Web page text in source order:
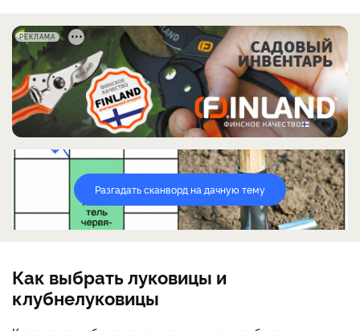
РЕКЛАМА
Разгадать сканворд на дачную тему
Как выбрать луковицы и
клубнелуковицы